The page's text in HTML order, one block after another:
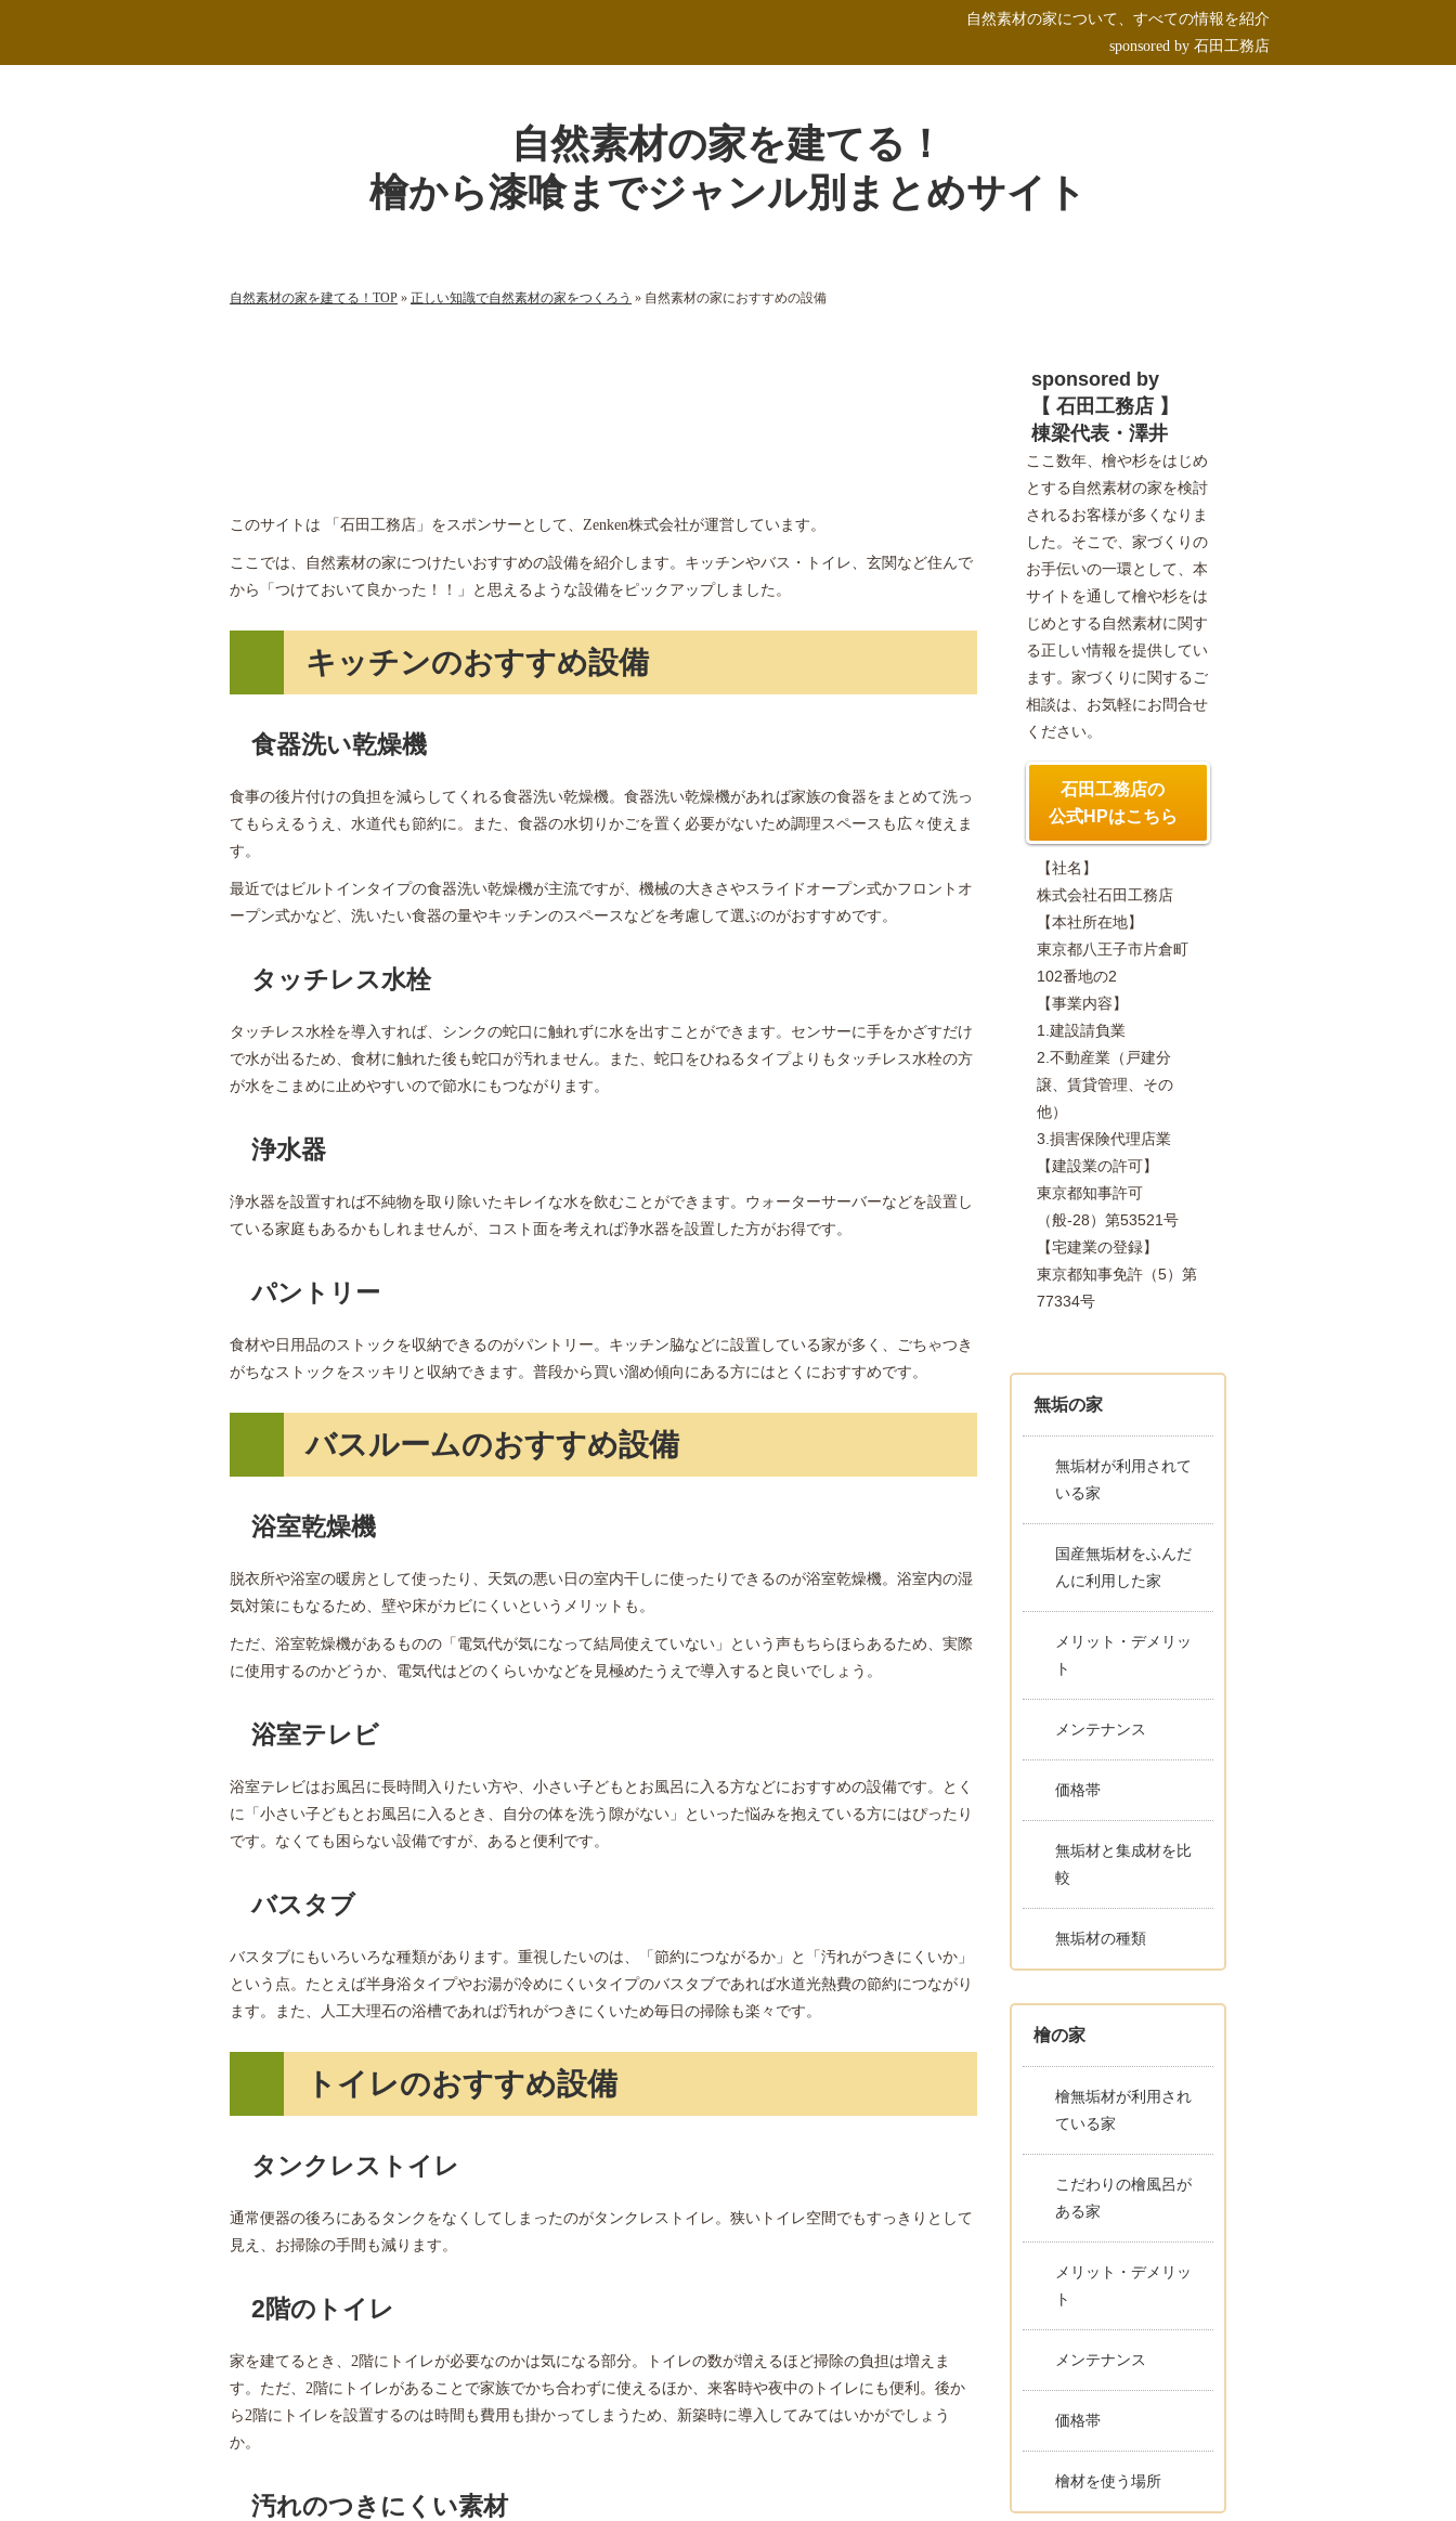
自然素材の家を建てる！
檜から漆喰までジャンル別まとめサイト
自然素材の家について、すべての情報を紹介
sponsored by 石田工務店
自然素材の家を建てる！TOP » 正しい知識で自然素材の家をつくろう » 自然素材の家におすすめの設備
このサイトは 「石田工務店」をスポンサーとして、Zenken株式会社が運営しています。
ここでは、自然素材の家につけたいおすすめの設備を紹介します。キッチンやバス・トイレ、玄関など住んで
から「つけておいて良かった！！」と思えるような設備をピックアップしました。
キッチンのおすすめ設備
食器洗い乾燥機
食事の後片付けの負担を減らしてくれる食器洗い乾燥機。食器洗い乾燥機があれば家族の食器をまとめて洗っ
てもらえるうえ、水道代も節約に。また、食器の水切りかごを置く必要がないため調理スペースも広々使えま
す。
最近ではビルトインタイプの食器洗い乾燥機が主流ですが、機械の大きさやスライドオープン式かフロントオ
ープン式かなど、洗いたい食器の量やキッチンのスペースなどを考慮して選ぶのがおすすめです。
タッチレス水栓
タッチレス水栓を導入すれば、シンクの蛇口に触れずに水を出すことができます。センサーに手をかざすだけ
で水が出るため、食材に触れた後も蛇口が汚れません。また、蛇口をひねるタイプよりもタッチレス水栓の方
が水をこまめに止めやすいので節水にもつながります。
浄水器
浄水器を設置すれば不純物を取り除いたキレイな水を飲むことができます。ウォーターサーバーなどを設置し
ている家庭もあるかもしれませんが、コスト面を考えれば浄水器を設置した方がお得です。
パントリー
食材や日用品のストックを収納できるのがパントリー。キッチン脇などに設置している家が多く、ごちゃつき
がちなストックをスッキリと収納できます。普段から買い溜め傾向にある方にはとくにおすすめです。
バスルームのおすすめ設備
浴室乾燥機
脱衣所や浴室の暖房として使ったり、天気の悪い日の室内干しに使ったりできるのが浴室乾燥機。浴室内の湿
気対策にもなるため、壁や床がカビにくいというメリットも。
ただ、浴室乾燥機があるものの「電気代が気になって結局使えていない」という声もちらほらあるため、実際
に使用するのかどうか、電気代はどのくらいかなどを見極めたうえで導入すると良いでしょう。
浴室テレビ
浴室テレビはお風呂に長時間入りたい方や、小さい子どもとお風呂に入る方などにおすすめの設備です。とく
に「小さい子どもとお風呂に入るとき、自分の体を洗う隙がない」といった悩みを抱えている方にはぴったり
です。なくても困らない設備ですが、あると便利です。
バスタブ
バスタブにもいろいろな種類があります。重視したいのは、「節約につながるか」と「汚れがつきにくいか」
という点。たとえば半身浴タイプやお湯が冷めにくいタイプのバスタブであれば水道光熱費の節約につながり
ます。また、人工大理石の浴槽であれば汚れがつきにくいため毎日の掃除も楽々です。
トイレのおすすめ設備
タンクレストイレ
通常便器の後ろにあるタンクをなくしてしまったのがタンクレストイレ。狭いトイレ空間でもすっきりとして
見え、お掃除の手間も減ります。
2階のトイレ
家を建てるとき、2階にトイレが必要なのかは気になる部分。トイレの数が増えるほど掃除の負担は増えま
す。ただ、2階にトイレがあることで家族でかち合わずに使えるほか、来客時や夜中のトイレにも便利。後か
ら2階にトイレを設置するのは時間も費用も掛かってしまうため、新築時に導入してみてはいかがでしょう
か。
汚れのつきにくい素材
sponsored by
【 石田工務店 】
棟梁代表・澤井
ここ数年、 檜や杉をはじめ
とする自然素材の家を検討
されるお客様が多くなりま
した。そこで、家づくりの
お手伝いの一環として、本
サイトを通して檜や杉をは
じめとする自然素材に関す
る正しい情報を提供してい
ます。家づくりに関するご
相談は、お気軽にお問合せ
ください。
石田工務店の
公式HPはこちら
【社名】
株式会社石田工務店
【本社所在地】
東京都八王子市片倉町
102番地の2
【事業内容】
1.建設請負業
2.不動産業（戸建分
譲、賃貸管理、その
他）
3.損害保険代理店業
【建設業の許可】
東京都知事許可
（般-28）第53521号
【宅建業の登録】
東京都知事免許（5）第
77334号
無垢の家
無垢材が利用されて
いる家
国産無垢材をふんだ
んに利用した家
メリット・デメリッ
ト
メンテナンス
価格帯
無垢材と集成材を比
較
無垢材の種類
檜の家
檜無垢材が利用され
ている家
こだわりの檜風呂が
ある家
メリット・デメリッ
ト
メンテナンス
価格帯
檜材を使う場所